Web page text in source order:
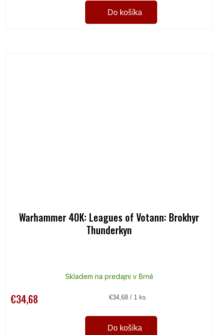
Do košíka
Warhammer 40K: Leagues of Votann: Brokhyr
Thunderkyn
Skladem na predajni v Brně
€34,68
Jednotková
€34,68 / 1 ks
Do košíka